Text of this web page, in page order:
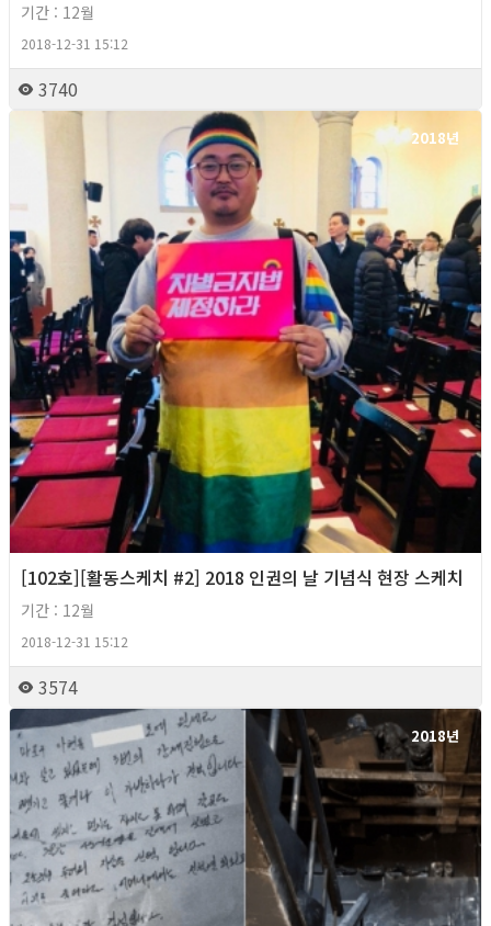
기간 : 12월
2018-12-31 15:12
3740
2018년
[102호][활동스케치 #2] 2018 인권의 날 기념식 현장 스케치
기간 : 12월
2018-12-31 15:12
3574
2018년